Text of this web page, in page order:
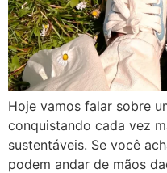
Hoje vamos falar sobre
conquistando cada vez
sustentáveis. Se você
podem andar de mãos